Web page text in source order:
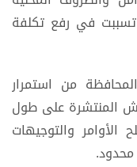
تسببت في رفع تكلفة
من استمرار
المنتشرة على طول
والتوجيهات